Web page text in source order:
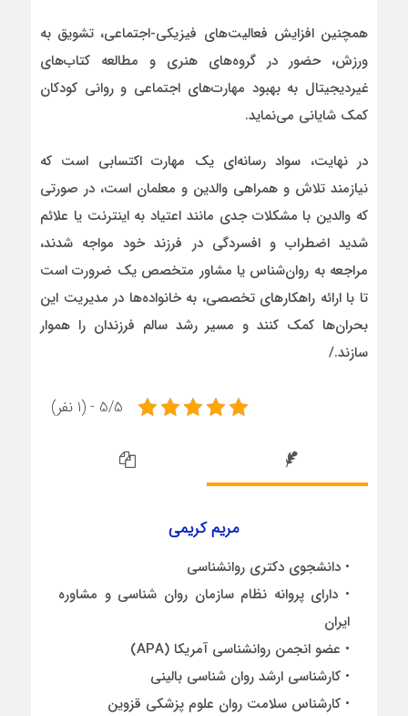
همچنین افزایش فعالیت‌های فیزیکی-اجتماعی، تشویق به
ورزش، حضور در گروه‌های هنری و مطالعه کتاب‌های
غیردیجیتال به بهبود مهارت‌های اجتماعی و روانی کودکان
کمک شایانی می‌نماید.
در نهایت، سواد رسانه‌ای یک مهارت اکتسابی است که
نیازمند تلاش و همراهی والدین و معلمان است، در صورتی
که والدین با مشکلات جدی مانند اعتیاد به اینترنت یا علائم
شدید اضطراب و افسردگی در فرزند خود مواجه شدند،
مراجعه به روان‌شناس یا مشاور متخصص یک ضرورت است
تا با ارائه راهکارهای تخصصی، به خانواده‌ها در مدیریت این
بحران‌ها کمک کنند و مسیر رشد سالم فرزندان را هموار
سازند./
5/5 - (1 نفر)
مریم کریمی
• دانشجوی دکتری روانشناسی
• دارای پروانه نظام سازمان روان شناسی و مشاوره
ایران
• عضو انجمن روانشناسی آمریکا (APA)
• کارشناسی ارشد روان شناسی بالینی
• کارشناس سلامت روان علوم پزشکی قزوین